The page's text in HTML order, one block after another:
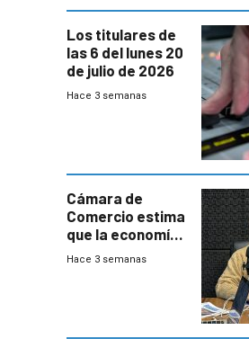
Los titulares de
las 6 del lunes 20
de julio de 2026
Hace 3 semanas
Cámara de
Comercio estima
que la economía
crecerá 1,6%
Hace 3 semanas